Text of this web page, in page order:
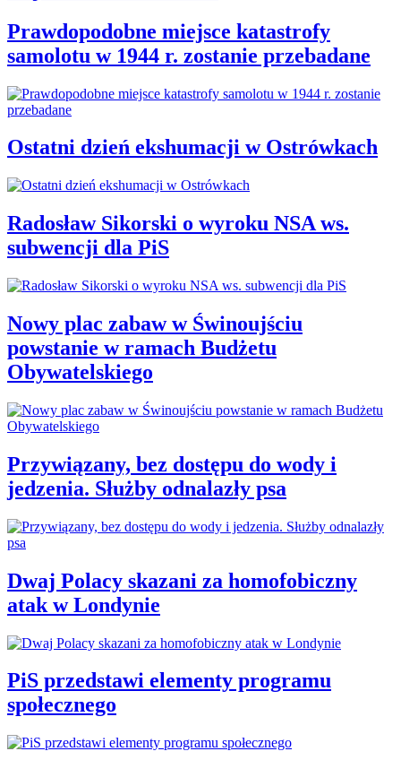
Prawdopodobne miejsce katastrofy
samolotu w 1944 r. zostanie przebadane
Ostatni dzień ekshumacji w Ostrówkach
Radosław Sikorski o wyroku NSA ws.
subwencji dla PiS
Nowy plac zabaw w Świnoujściu
powstanie w ramach Budżetu
Obywatelskiego
Przywiązany, bez dostępu do wody i
jedzenia. Służby odnalazły psa
Dwaj Polacy skazani za homofobiczny
atak w Londynie
PiS przedstawi elementy programu
społecznego